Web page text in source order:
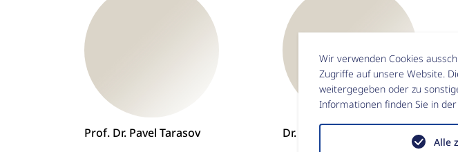
Prof. Dr. Pavel Tarasov Dr. Chiharu Abe
Wir verwenden Cookies
Zugriffe auf unsere Website.
weitergegeben oder zu
Informationen finden Sie in der
Alle